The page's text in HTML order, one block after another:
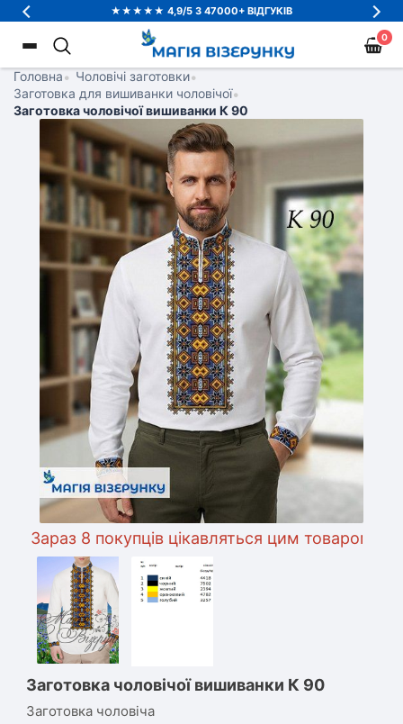
★★★★★ 4,9/5 З 47000+ ВІДГУКІВ
0
Головна• Чоловічі заготовки•
Заготовка для вишиванки чоловічої•
Заготовка чоловічої вишиванки К 90
8 покупців цікавляться цим товаром
Заготовка чоловічої вишиванки К 90
Заготовка чоловіча